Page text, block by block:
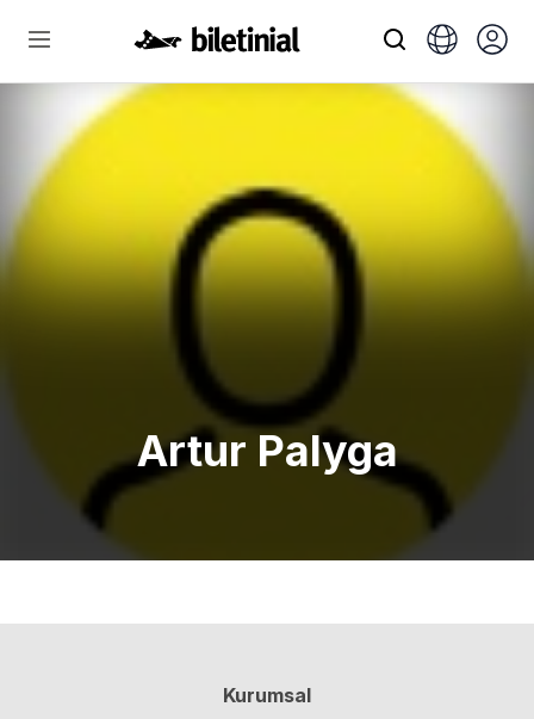
Artur Palyga
Kurumsal